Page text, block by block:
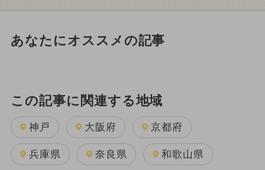
あなたにオススメの記事
この記事に関連する地域
神戸 大阪府 京都府
兵庫県 奈良県 和歌山県